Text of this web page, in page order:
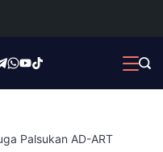
Palsukan AD-ART